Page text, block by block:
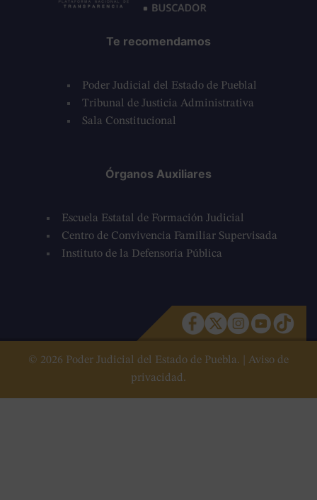
Te recomendamos
Poder Judicial del Estado de Pueblal
Tribunal de Justicia Administrativa
Sala Constitucional
Órganos Auxiliares
Escuela Estatal de Formación Judicial
Centro de Convivencia Familiar Supervisada
Instituto de la Defensoría Pública
© 2026 Poder Judicial del Estado de Puebla. | Aviso de
privacidad.